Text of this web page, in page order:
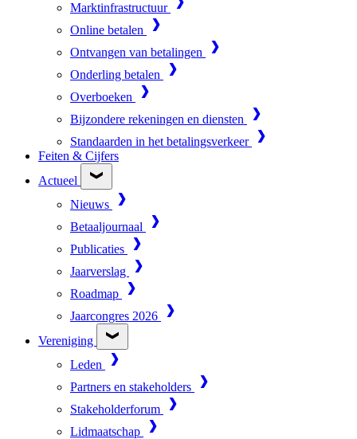
Marktinfrastructuur
Online betalen
Ontvangen van betalingen
Onderling betalen
Overboeken
Bijzondere rekeningen en diensten
Standaarden in het betalingsverkeer
Feiten & Cijfers
Actueel
Nieuws
Betaaljournaal
Publicaties
Jaarverslag
Roadmap
Jaarcongres 2026
Vereniging
Leden
Partners en stakeholders
Stakeholderforum
Lidmaatschap